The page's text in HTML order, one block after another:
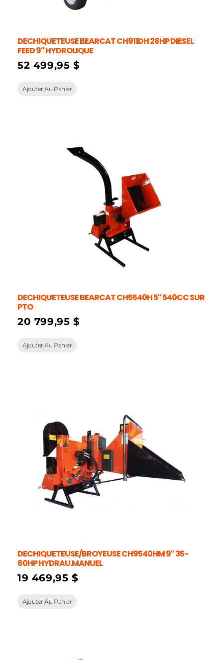
DECHIQUETEUSE BEARCAT CH911DH 28HP DIESEL
FEED 9″ HYDROLIQUE
52 499,95 $
Ajouter Au Panier
DECHIQUETEUSE BEARCAT CH5540H 5″ 540CC SUR
PTO
20 799,95 $
Ajouter Au Panier
DECHIQUETEUSE/BROYEUSE CH9540HM 9″ 35-
60HP HYDRAU.MANUEL
19 469,95 $
Ajouter Au Panier